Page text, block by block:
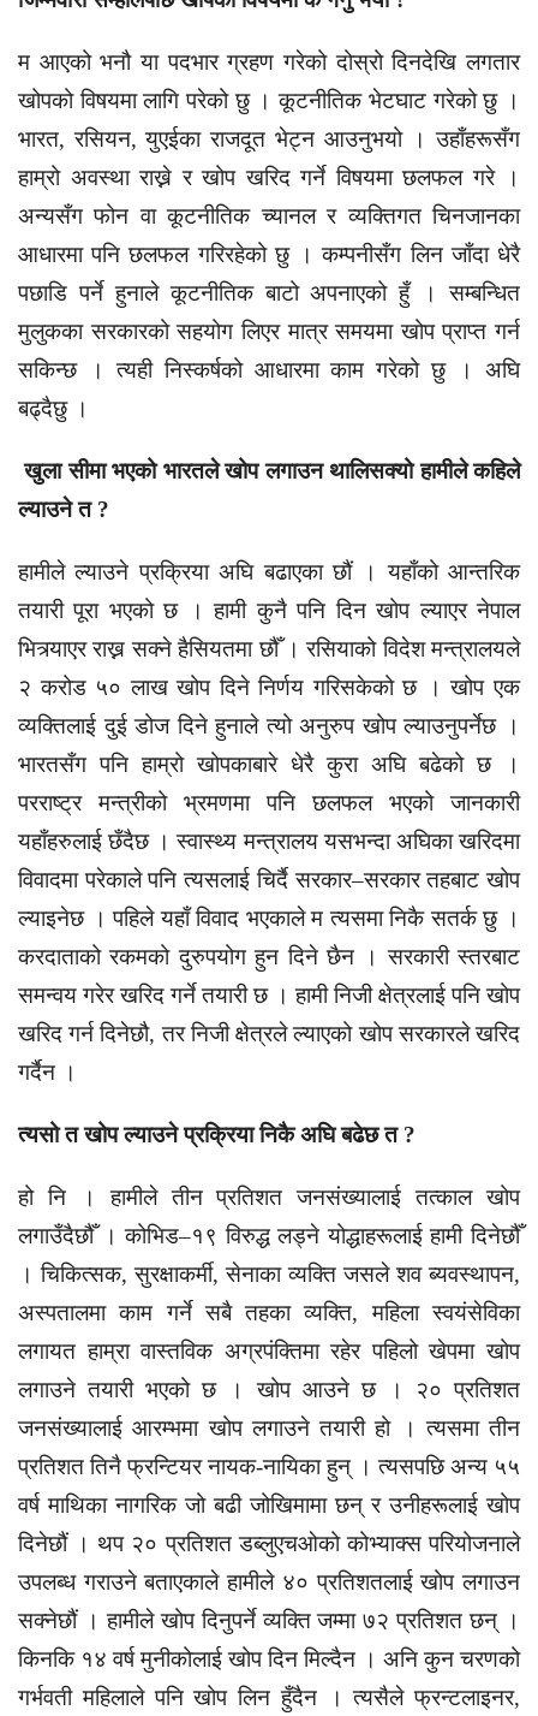
म आएको भनौ या पदभार ग्रहण गरेको दोस्रो दिनदेखि लगतार
खोपको विषयमा लागि परेको छु । कूटनीतिक भेटघाट गरेको छु ।
भारत, रसियन, युएईका राजदूत भेट्न आउनुभयो । उहाँहरूसँग
हाम्रो अवस्था राख्ने र खोप खरिद गर्ने विषयमा छलफल गरे ।
अन्यसँग फोन वा कूटनीतिक च्यानल र व्यक्तिगत चिनजानका
आधारमा पनि छलफल गरिरहेको छु । कम्पनीसँग लिन जाँदा धेरै
पछाडि पर्ने हुनाले कूटनीतिक बाटो अपनाएको हुँ । सम्बन्धित
मुलुकका सरकारको सहयोग लिएर मात्र समयमा खोप प्राप्त गर्न
सकिन्छ । त्यही निस्कर्षको आधारमा काम गरेको छु । अघि
बढ्दैछु ।
खुला सीमा भएको भारतले खोप लगाउन थालिसक्यो हामीले कहिले
ल्याउने त ?
हामीले ल्याउने प्रक्रिया अघि बढाएका छौं । यहाँको आन्तरिक
तयारी पूरा भएको छ । हामी कुनै पनि दिन खोप ल्याएर नेपाल
भित्र्याएर राख्न सक्ने हैसियतमा छौँ । रसियाको विदेश मन्त्रालयले
२ करोड ५० लाख खोप दिने निर्णय गरिसकेको छ । खोप एक
व्यक्तिलाई दुई डोज दिने हुनाले त्यो अनुरुप खोप ल्याउनुपर्नेछ ।
भारतसँग पनि हाम्रो खोपकाबारे धेरै कुरा अघि बढेको छ ।
परराष्ट्र मन्त्रीको भ्रमणमा पनि छलफल भएको जानकारी
यहाँहरुलाई छँदैछ । स्वास्थ्य मन्त्रालय यसभन्दा अघिका खरिदमा
विवादमा परेकाले पनि त्यसलाई चिर्दै सरकार–सरकार तहबाट खोप
ल्याइनेछ । पहिले यहाँ विवाद भएकाले म त्यसमा निकै सतर्क छु ।
करदाताको रकमको दुरुपयोग हुन दिने छैन । सरकारी स्तरबाट
समन्वय गरेर खरिद गर्ने तयारी छ । हामी निजी क्षेत्रलाई पनि खोप
खरिद गर्न दिनेछौ, तर निजी क्षेत्रले ल्याएको खोप सरकारले खरिद
गर्दैन ।
त्यसो त खोप ल्याउने प्रक्रिया निकै अघि बढेछ त ?
हो नि । हामीले तीन प्रतिशत जनसंख्यालाई तत्काल खोप
लगाउँदैछौँ । कोभिड–१९ विरुद्ध लड्ने योद्धाहरूलाई हामी दिनेछौँ
। चिकित्सक, सुरक्षाकर्मी, सेनाका व्यक्ति जसले शव ब्यवस्थापन,
अस्पतालमा काम गर्ने सबै तहका व्यक्ति, महिला स्वयंसेविका
लगायत हाम्रा वास्तविक अग्रपंक्तिमा रहेर पहिलो खेपमा खोप
लगाउने तयारी भएको छ । खोप आउने छ । २० प्रतिशत
जनसंख्यालाई आरम्भमा खोप लगाउने तयारी हो । त्यसमा तीन
प्रतिशत तिनै फ्रन्टियर नायक-नायिका हुन् । त्यसपछि अन्य ५५
वर्ष माथिका नागरिक जो बढी जोखिमामा छन् र उनीहरूलाई खोप
दिनेछौं । थप २० प्रतिशत डब्लुएचओको कोभ्याक्स परियोजनाले
उपलब्ध गराउने बताएकाले हामीले ४० प्रतिशतलाई खोप लगाउन
सक्नेछौं । हामीले खोप दिनुपर्ने व्यक्ति जम्मा ७२ प्रतिशत छन् ।
किनकि १४ वर्ष मुनीकोलाई खोप दिन मिल्दैन । अनि कुन चरणको
गर्भवती महिलाले पनि खोप लिन हुँदैन । त्यसैले फ्रन्टलाइनर,